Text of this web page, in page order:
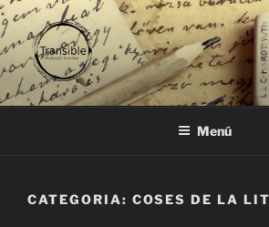
Vés
al
contingut
TRANSIBLE
traducció literària
Menú
CATEGORIA: COSES DE LA